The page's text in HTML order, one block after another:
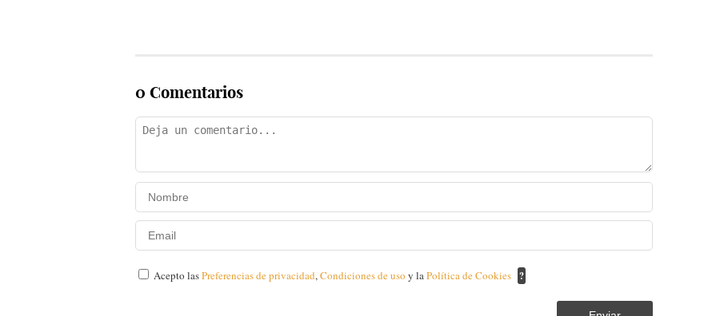
0 Comentarios
Acepto lasPreferencias de privacidad,Condiciones de usoy laPolítica de Cookies ?